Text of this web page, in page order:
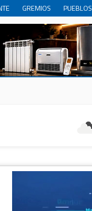
GREMIOS
HUMOR INTERNACIONALES